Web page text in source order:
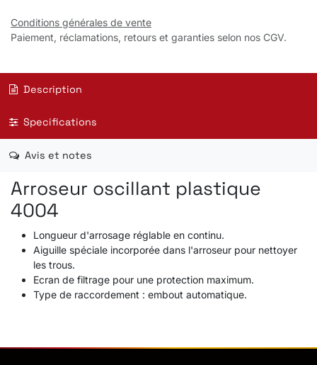
Conditions générales de vente
Paiement, réclamations, retours et garanties selon nos CGV.
Description
Specifications
Avis et notes
Arroseur oscillant plastique
4004
Longueur d'arrosage réglable en continu.
Aiguille spéciale incorporée dans l'arroseur pour nettoyer
les trous.
Ecran de filtrage pour une protection maximum.
Type de raccordement : embout automatique.